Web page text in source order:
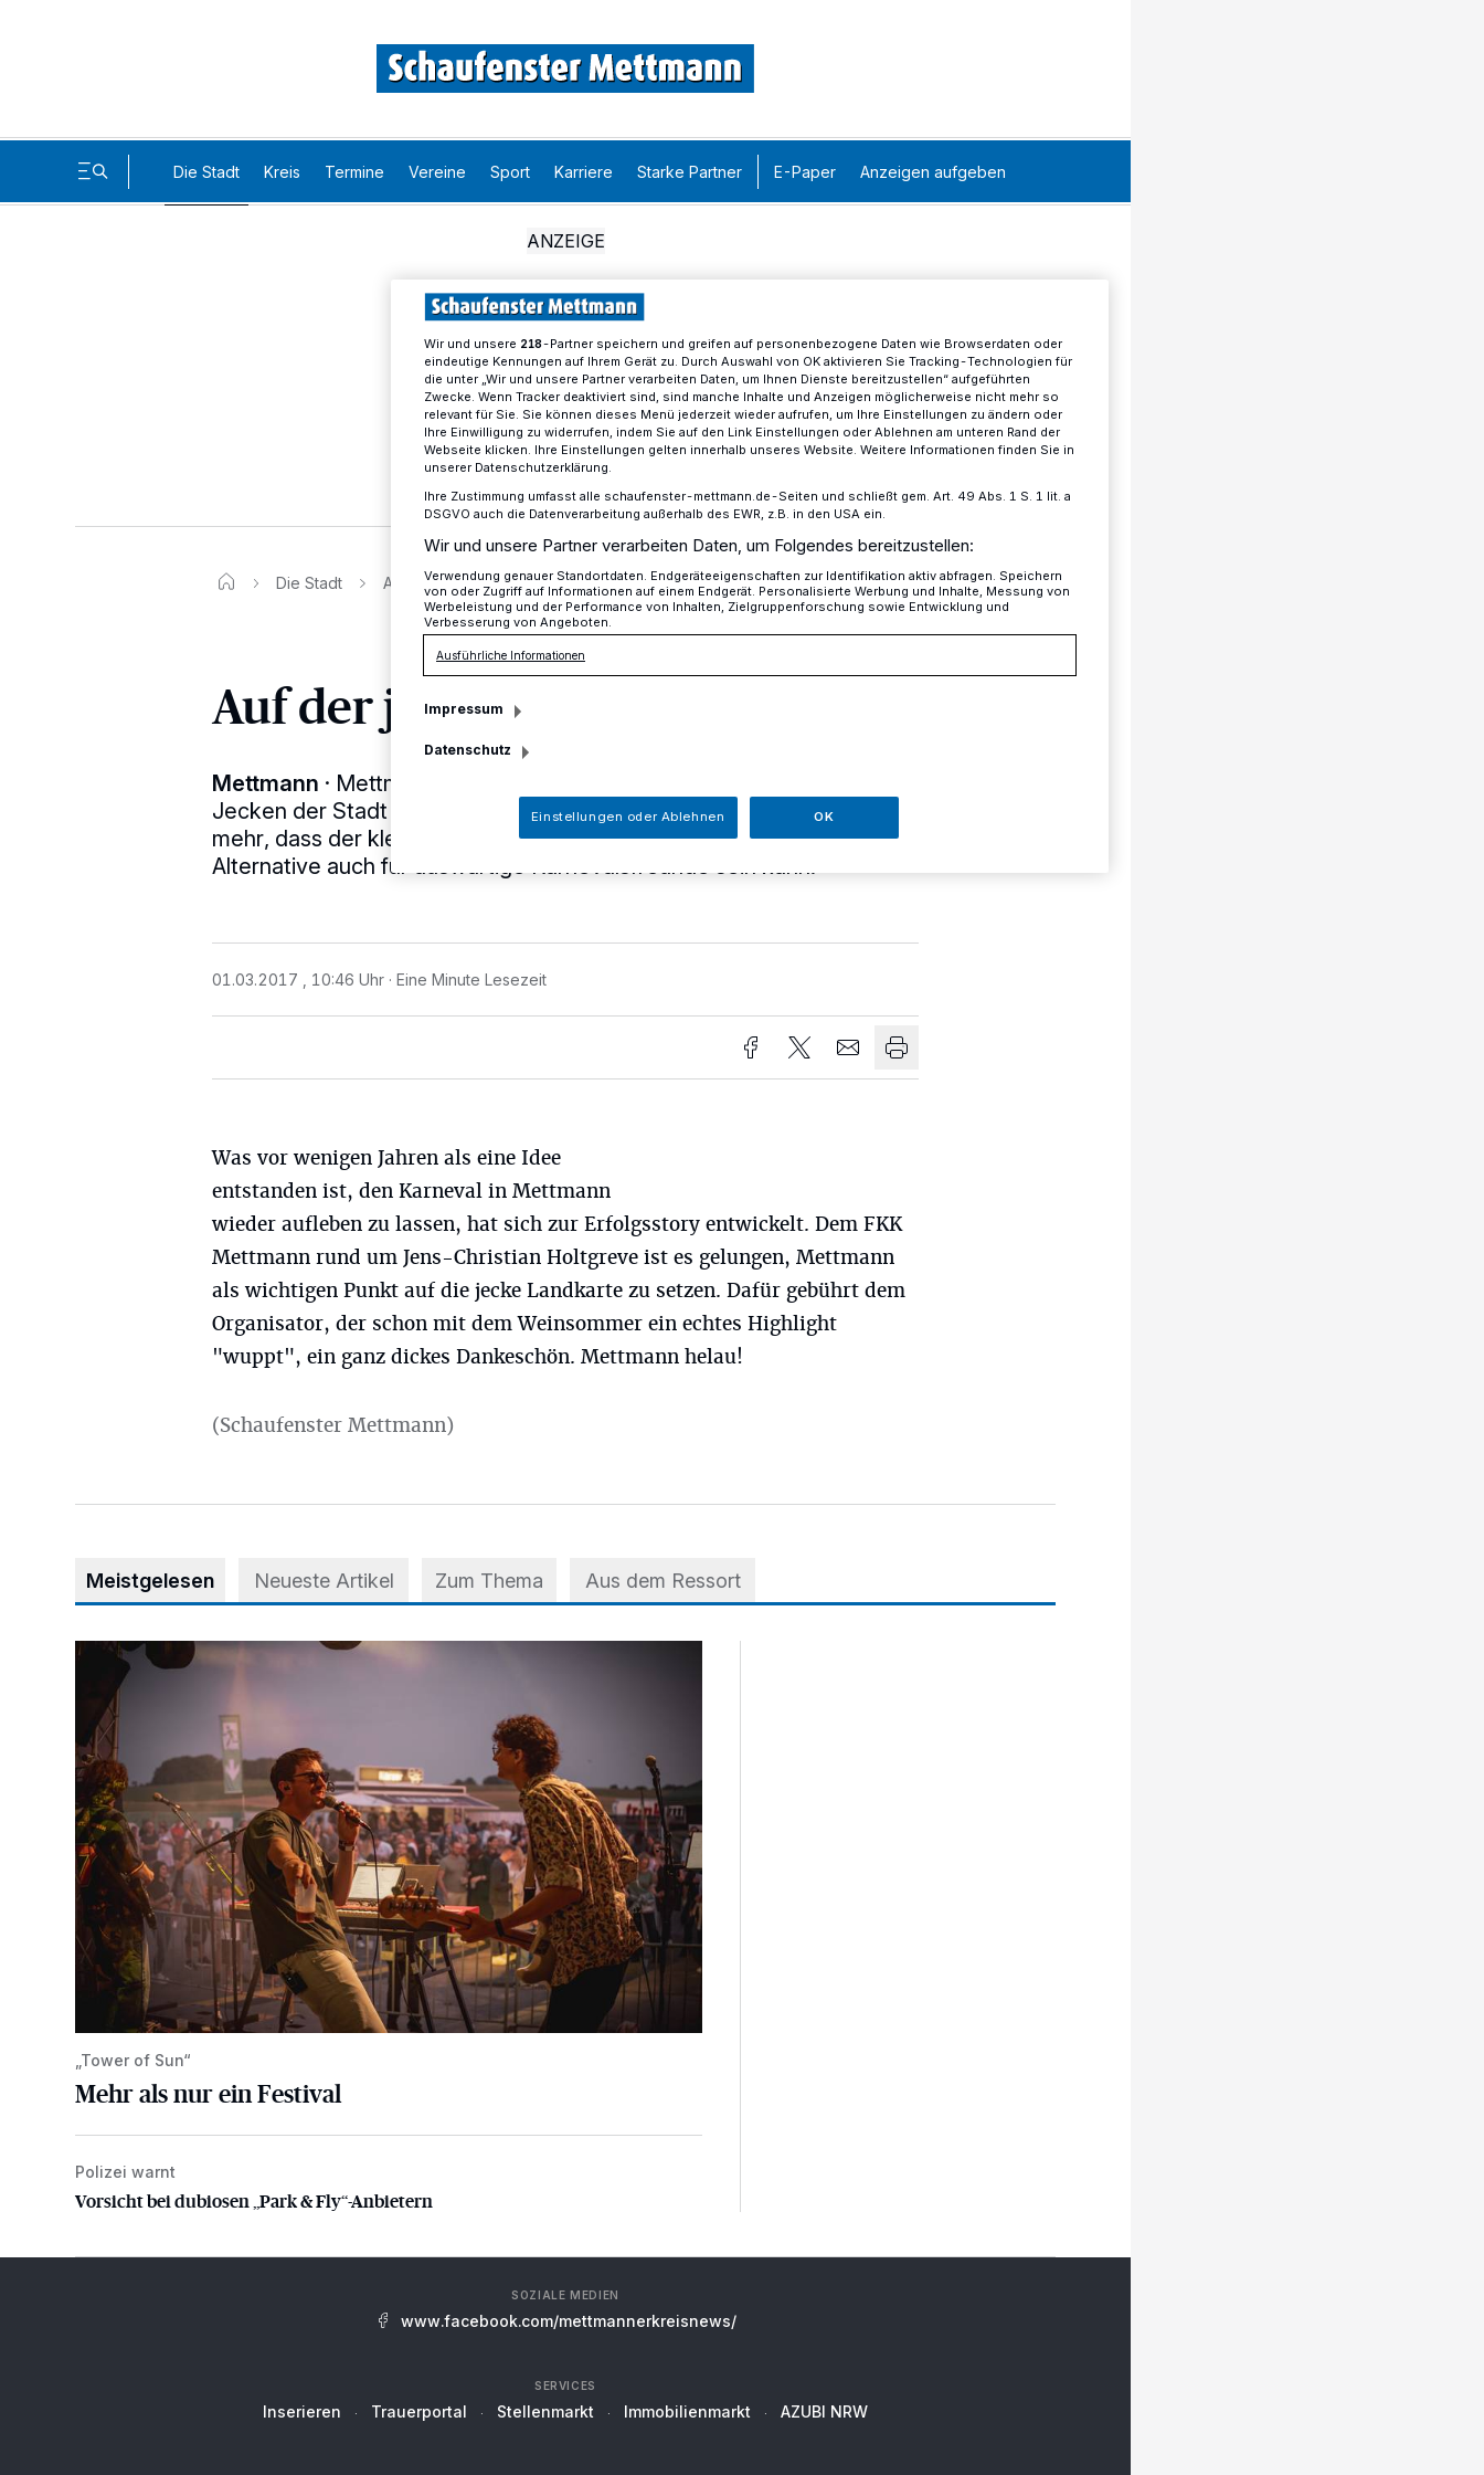
Die Stadt Kreis Termine Vereine Sport Karriere Starke Partner E-Paper Anzeigen aufgeben
Die Stadt Auf der jecken Landkarte...
Auf der jecken Landkarte...
Mettmann · Mettmann hat ein bewegtes Wochenende hinter sich. Die
Jecken der Stadt feierten ausgelassen ihren Zug und zeigten einmal
mehr, dass der kleine, aber feine "Zoch" in der Kreisstadt eine echte
Alternative auch für auswärtige Karnevalsfreunde sein kann.
01.03.2017 , 10:46 Uhr Eine Minute Lesezeit
Was vor wenigen Jahren als eine Idee
entstanden ist, den Karneval in Mettmann
wieder aufleben zu lassen, hat sich zur Erfolgsstory entwickelt. Dem FKK
Mettmann rund um Jens-Christian Holtgreve ist es gelungen, Mettmann
als wichtigen Punkt auf die jecke Landkarte zu setzen. Dafür gebührt dem
Organisator, der schon mit dem Weinsommer ein echtes Highlight
"wuppt", ein ganz dickes Dankeschön. Mettmann helau!
(Schaufenster Mettmann)
Meistgelesen Neueste Artikel Zum Thema Aus dem Ressort
Mehr als nur ein Festival
„Tower of Sun“
Mehr als nur ein Festival
Vorsicht bei dubiosen „Park & Fly“-Anbietern
Polizei warnt
Vorsicht bei dubiosen „Park & Fly“-Anbietern
SOZIALE MEDIEN
www.facebook.com/mettmannerkreisnews/
SERVICES
Inserieren Trauerportal Stellenmarkt Immobilienmarkt AZUBI NRW
Wir und unsere 218-Partner speichern und greifen auf personenbezogene Daten wie Browserdaten oder
eindeutige Kennungen auf Ihrem Gerät zu. Durch Auswahl von OK aktivieren Sie Tracking-Technologien für
die unter „Wir und unsere Partner verarbeiten Daten, um Ihnen Dienste bereitzustellen“ aufgeführten
Zwecke. Wenn Tracker deaktiviert sind, sind manche Inhalte und Anzeigen möglicherweise nicht mehr so
relevant für Sie. Sie können dieses Menü jederzeit wieder aufrufen, um Ihre Einstellungen zu ändern oder
Ihre Einwilligung zu widerrufen, indem Sie auf den Link Einstellungen oder Ablehnen am unteren Rand der
Webseite klicken. Ihre Einstellungen gelten innerhalb unseres Website. Weitere Informationen finden Sie in
unserer Datenschutzerklärung.
Ihre Zustimmung umfasst alle schaufenster-mettmann.de-Seiten und schließt gem. Art. 49 Abs. 1 S. 1 lit. a
DSGVO auch die Datenverarbeitung außerhalb des EWR, z.B. in den USA ein.
Wir und unsere Partner verarbeiten Daten, um Folgendes bereitzustellen:
Verwendung genauer Standortdaten. Endgeräteeigenschaften zur Identifikation aktiv abfragen. Speichern
von oder Zugriff auf Informationen auf einem Endgerät. Personalisierte Werbung und Inhalte, Messung von
Werbeleistung und der Performance von Inhalten, Zielgruppenforschung sowie Entwicklung und
Verbesserung von Angeboten.
Ausführliche Informationen
Impressum
Datenschutz
Einstellungen oder Ablehnen OK